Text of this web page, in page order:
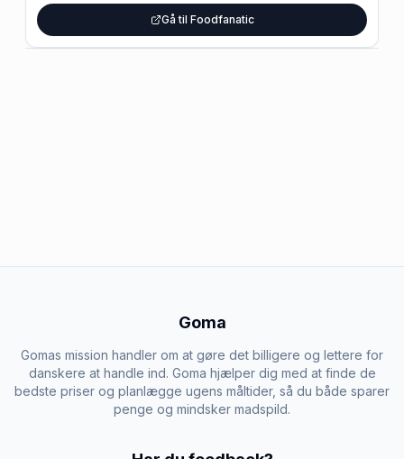
Gå til Foodfanatic
Goma
Gomas mission handler om at gøre det billigere og lettere for
danskere at handle ind. Goma hjælper dig med at finde de
bedste priser og planlægge ugens måltider, så du både sparer
penge og mindsker madspild.